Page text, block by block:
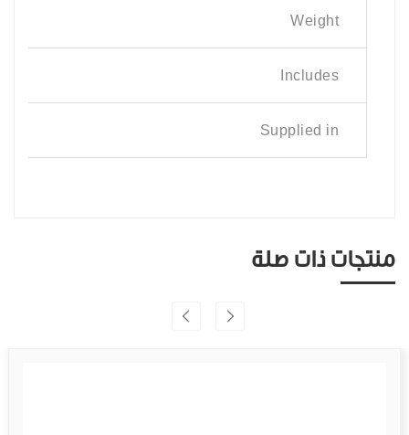
Weight
Includes
Supplied in
منتجات ذات صلة